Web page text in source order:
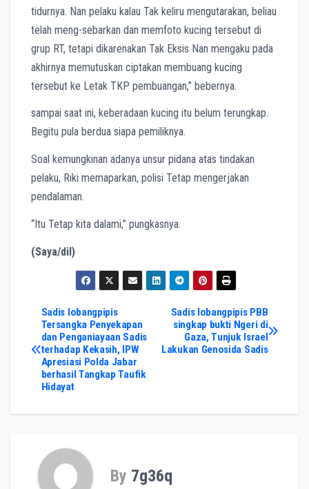
tidurnya. Nan pelaku kalau Tak keliru mengutarakan, beliau
telah meng-sebarkan dan memfoto kucing tersebut di
grup RT, tetapi dikarenakan Tak Eksis Nan mengaku pada
akhirnya memutuskan ciptakan membuang kucing
tersebut ke Letak TKP pembuangan,” bebernya.
sampai saat ini, keberadaan kucing itu belum terungkap.
Begitu pula berdua siapa pemiliknya.
Soal kemungkinan adanya unsur pidana atas tindakan
pelaku, Riki memaparkan, polisi Tetap mengerjakan
pendalaman.
“Itu Tetap kita dalami,” pungkasnya.
(Saya/dil)
Post
navigation
Sadis lobangpipis PBB
singkap bukti Ngeri di
Gaza, Tunjuk Israel
Lakukan Genosida Sadis
Sadis lobangpipis
Tersangka Penyekapan
dan Penganiayaan Sadis
terhadap Kekasih, IPW
Apresiasi Polda Jabar
berhasil Tangkap Taufik
Hidayat
By 7g36q